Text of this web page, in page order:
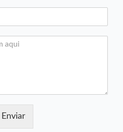
Enviar